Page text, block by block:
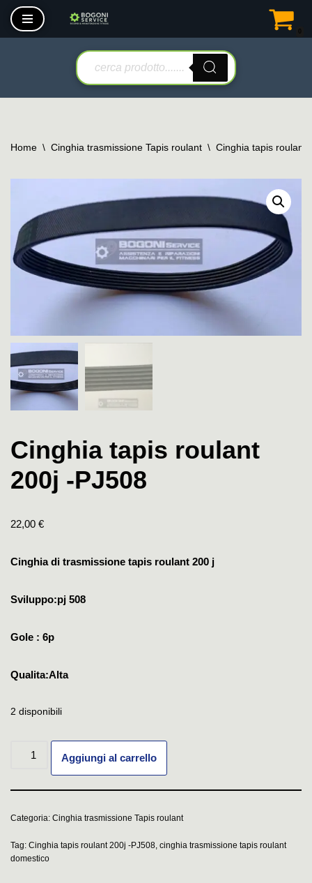
Vai
Home \ Cinghia trasmissione Tapis roulant \ Cinghia tapis roulant
Cinghia tapis roulant
200j -PJ508
22,00 €
Cinghia di trasmissione tapis roulant 200 j
Sviluppo:pj 508
Gole : 6p
Qualita:Alta
2 disponibili
Aggiungi al carrello
Categoria: Cinghia trasmissione Tapis roulant
Tag: Cinghia tapis roulant 200j -PJ508 cinghia trasmissione tapis roulant
domestico